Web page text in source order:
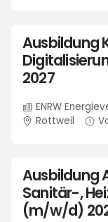
Ausbildung
2027
ENRW
Rottweil
Ausbildung
Sanitär-,
(m/w/d)